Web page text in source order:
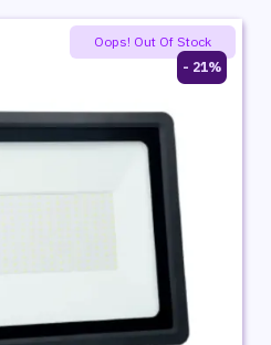
12,999 ج.م.
21% -
Oops! Out Of Stock